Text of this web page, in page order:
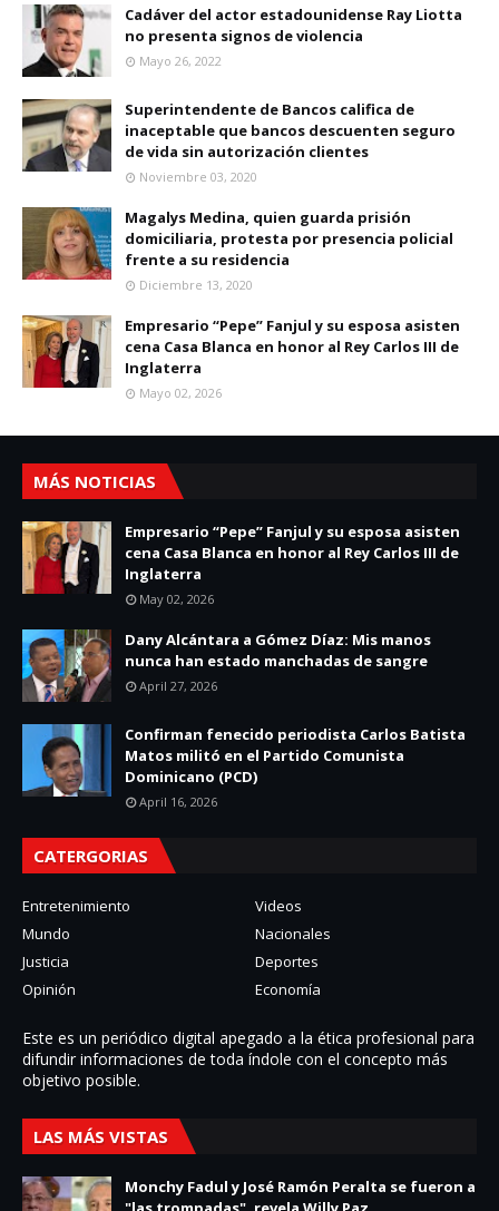
Cadáver del actor estadounidense Ray Liotta
no presenta signos de violencia
Mayo 26, 2022
Superintendente de Bancos califica de
inaceptable que bancos descuenten seguro
de vida sin autorización clientes
Noviembre 03, 2020
Magalys Medina, quien guarda prisión
domiciliaria, protesta por presencia policial
frente a su residencia
Diciembre 13, 2020
Empresario “Pepe” Fanjul y su esposa asisten
cena Casa Blanca en honor al Rey Carlos III de
Inglaterra
Mayo 02, 2026
MÁS NOTICIAS
Empresario “Pepe” Fanjul y su esposa asisten
cena Casa Blanca en honor al Rey Carlos III de
Inglaterra
May 02, 2026
Dany Alcántara a Gómez Díaz: Mis manos
nunca han estado manchadas de sangre
April 27, 2026
Confirman fenecido periodista Carlos Batista
Matos militó en el Partido Comunista
Dominicano (PCD)
April 16, 2026
CATERGORIAS
Entretenimiento
Videos
Mundo
Nacionales
Justicia
Deportes
Opinión
Economía
Este es un periódico digital apegado a la ética profesional para
difundir informaciones de toda í­ndole con el concepto más
objetivo posible.
LAS MÁS VISTAS
Monchy Fadul y José Ramón Peralta se fueron a